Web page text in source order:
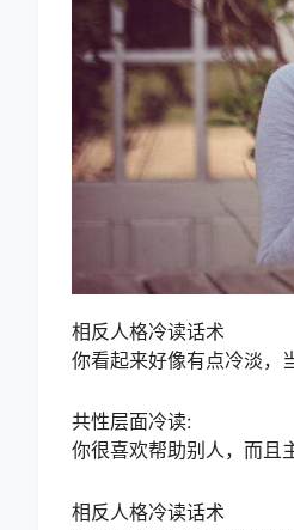
相反人格冷读话术
你看起来好像有点冷淡，
共性层面冷读:
你很喜欢帮助别人，而且
相反人格冷读话术